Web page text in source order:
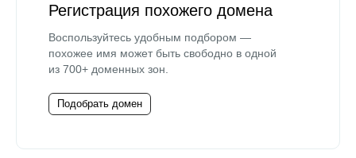
Регистрация похожего домена
Воспользуйтесь удобным подбором —
похожее имя может быть свободно в одной
из 700+ доменных зон.
Подобрать домен